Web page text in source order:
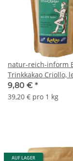
natur-reich-inform
Trinkkakao Criollo,
gesüßt 250g
9,80 € *
39,20 € pro 1 kg
AUF LAGER